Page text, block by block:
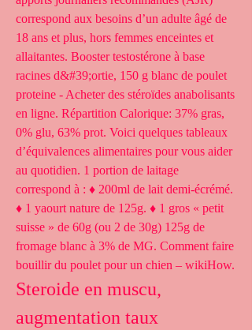
correspond aux besoins d’un adulte âgé de
18 ans et plus, hors femmes enceintes et
allaitantes. Booster testostérone à base
racines d&#39;ortie, 150 g blanc de poulet
proteine - Acheter des stéroïdes anabolisants
en ligne. Répartition Calorique: 37% gras,
0% glu, 63% prot. Voici quelques tableaux
d’équivalences alimentaires pour vous aider
au quotidien. 1 portion de laitage
correspond à : ♦ 200ml de lait demi-écrémé.
♦ 1 yaourt nature de 125g. ♦ 1 gros « petit
suisse » de 60g (ou 2 de 30g) 125g de
fromage blanc à 3% de MG. Comment faire
Steroide en muscu,
augmentation taux